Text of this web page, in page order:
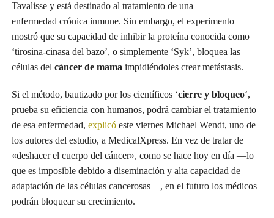
Tavalisse y está destinado al tratamiento de una
enfermedad crónica inmune. Sin embargo, el experimento
mostró que su capacidad de inhibir la proteína conocida como
‘tirosina-cinasa del bazo’, o simplemente ‘Syk’, bloquea las
células del cáncer de mama impidiéndoles crear metástasis.
Si el método, bautizado por los científicos ‘cierre y bloqueo‘,
prueba su eficiencia con humanos, podrá cambiar el tratamiento
de esa enfermedad, explicóeste viernes Michael Wendt, uno de
los autores del estudio, a MedicalXpress. En vez de tratar de
«deshacer el cuerpo del cáncer», como se hace hoy en día —lo
que es imposible debido a diseminación y alta capacidad de
adaptación de las células cancerosas—, en el futuro los médicos
podrán bloquear su crecimiento.